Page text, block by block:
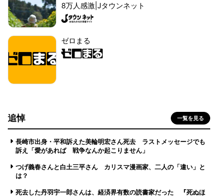
8万人感激|Jタウンネット
ゼロまる
追悼 一覧を見る
長崎市出身・平和訴えた美輪明宏さん死去 ラストメッセージでも
訴え「愛があれば 戦争なんか起こりません」
つげ義春さんと白土三平さん カリスマ漫画家、二人の「違い」と
は？
死去した丹羽宇一郎さんは、経済界有数の読書家だった 『死ぬほ